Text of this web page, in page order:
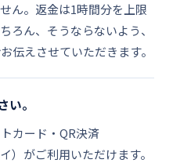
ん。返金は1時間分を上限
ろん、そうならないよう、
伝えさせていただきます。
。
カード・QR決済
）がご利用いただけます。